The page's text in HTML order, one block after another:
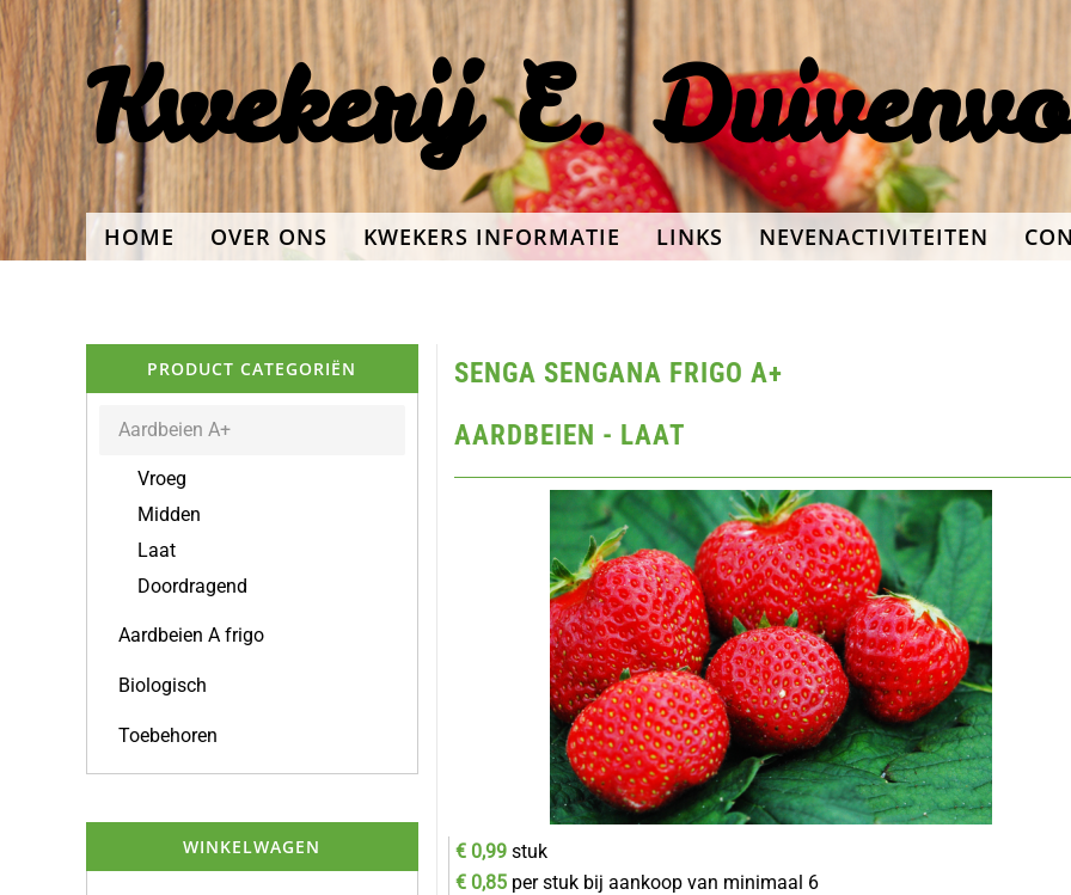
Terug naar hoofdinhoud
Kwekerij E.
HOME OVER ONS KWEKERS INFORMATIE LINKS NEVENACTIVITEITEN
SENGA SENGANA FRIGO A+
AARDBEIEN - LAAT
€ 0,99 stuk
€ 0,85 per stuk bij aankoop van minimaal 6
PRODUCT CATEGORIËN
Aardbeien A+
Vroeg
Midden
Laat
Doordragend
Aardbeien A frigo
Biologisch
Toebehoren
WINKELWAGEN